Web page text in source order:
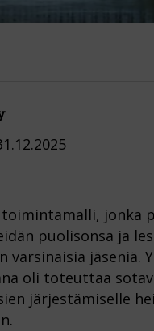
jonka
puolisonsa ja
jäseniä.
oli toteuttaa
järjestämiselle